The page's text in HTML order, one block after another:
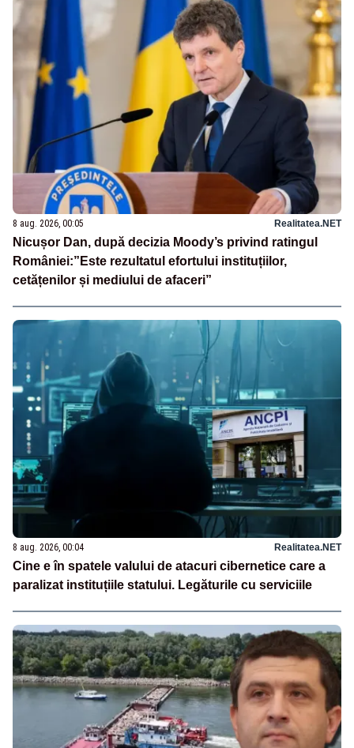
8 aug. 2026, 00:05 Realitatea.NET
Nicușor Dan, după decizia Moody’s privind ratingul
României:”Este rezultatul efortului instituțiilor,
cetățenilor și mediului de afaceri”
8 aug. 2026, 00:04 Realitatea.NET
Cine e în spatele valului de atacuri cibernetice care a
paralizat instituțiile statului. Legăturile cu serviciile